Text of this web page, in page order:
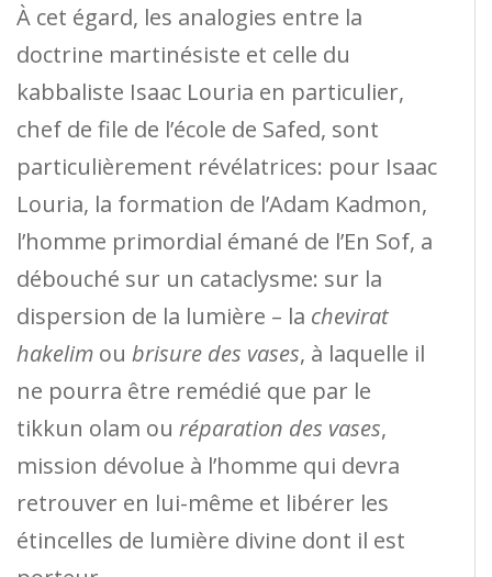
À cet égard, les analogies entre la
doctrine martinésiste et celle du
kabbaliste Isaac Louria en particulier,
chef de file de l’école de Safed, sont
particulièrement révélatrices: pour Isaac
Louria, la formation de l’Adam Kadmon,
l’homme primordial émané de l’En Sof, a
débouché sur un cataclysme: sur la
dispersion de la lumière – la chevirat
hakelim ou brisure des vases, à laquelle il
ne pourra être remédié que par le
tikkun olam ou réparation des vases,
mission dévolue à l’homme qui devra
retrouver en lui-même et libérer les
étincelles de lumière divine dont il est